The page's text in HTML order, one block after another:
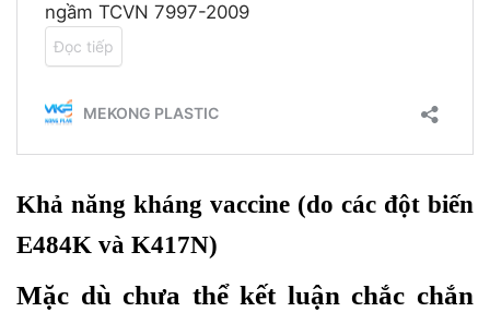
Khả năng kháng vaccine (do các đột biến
E484K và K417N)
Mặc dù chưa thể kết luận chắc chắn